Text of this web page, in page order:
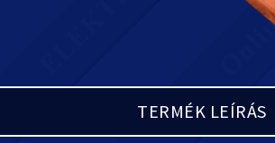
TERMÉK LEÍRÁS